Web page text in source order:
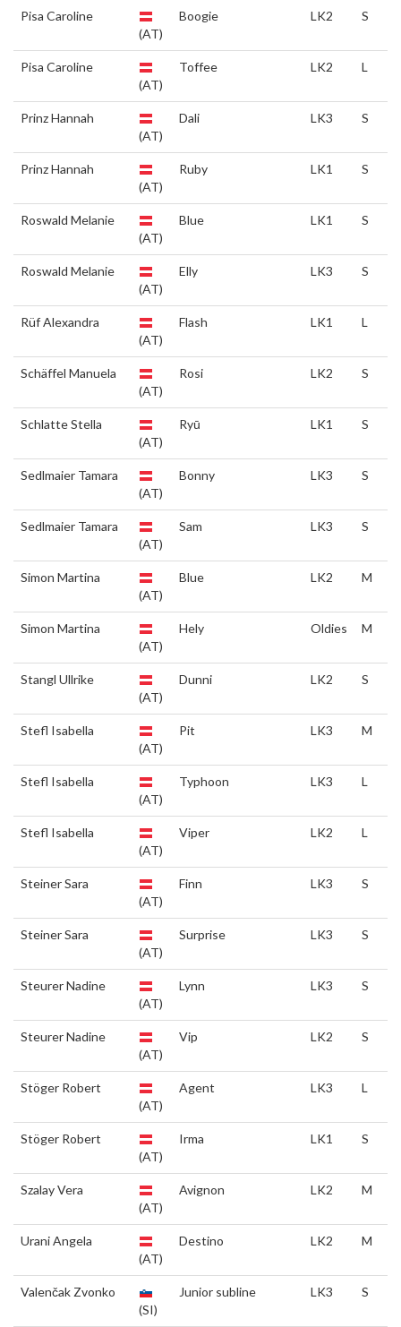
Pisa Caroline
(AT)
Boogie LK2 S
Pisa Caroline
(AT)
Toffee LK2 L
Prinz Hannah
(AT)
Dali LK3 S
Prinz Hannah
(AT)
Ruby LK1 S
Roswald Melanie
(AT)
Blue LK1 S
Roswald Melanie
(AT)
Elly LK3 S
Rüf Alexandra
(AT)
Flash LK1 L
Schäffel Manuela
(AT)
Rosi LK2 S
Schlatte Stella
(AT)
Ryū LK1 S
Sedlmaier Tamara
(AT)
Bonny LK3 S
Sedlmaier Tamara
(AT)
Sam LK3 S
Simon Martina
(AT)
Blue LK2 M
Simon Martina
(AT)
Hely Oldies M
Stangl Ullrike
(AT)
Dunni LK2 S
Stefl Isabella
(AT)
Pit LK3 M
Stefl Isabella
(AT)
Typhoon LK3 L
Stefl Isabella
(AT)
Viper LK2 L
Steiner Sara
(AT)
Finn LK3 S
Steiner Sara
(AT)
Surprise LK3 S
Steurer Nadine
(AT)
Lynn LK3 S
Steurer Nadine
(AT)
Vip LK2 S
Stöger Robert
(AT)
Agent LK3 L
Stöger Robert
(AT)
Irma LK1 S
Szalay Vera
(AT)
Avignon LK2 M
Urani Angela
(AT)
Destino LK2 M
Valenčak Zvonko
(SI)
Junior subline LK3 S